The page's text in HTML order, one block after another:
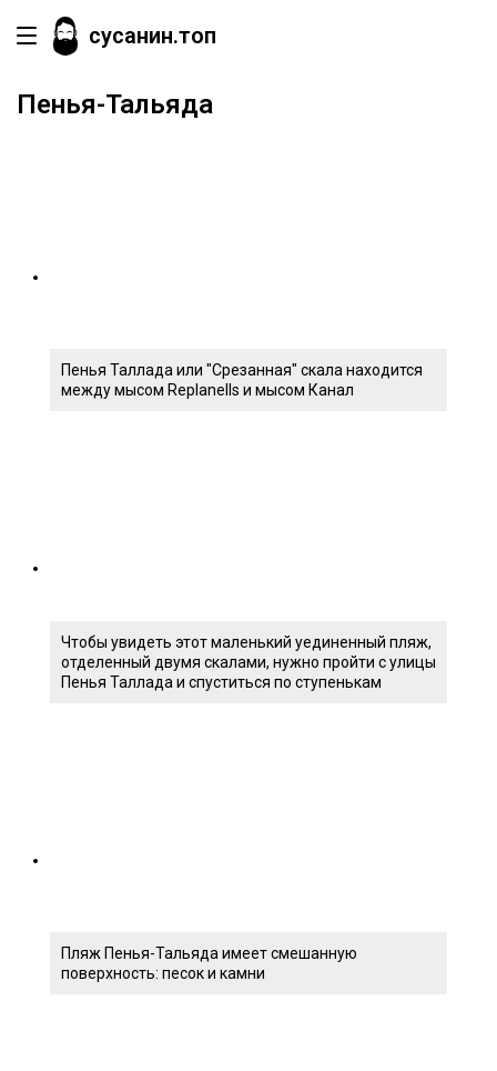
сусанин.топ
Пенья-Тальяда
Пенья Таллада или "Срезанная" скала находится
между мысом Replanells и мысом Канал
Чтобы увидеть этот маленький уединенный пляж,
отделенный двумя скалами, нужно пройти с улицы
Пенья Таллада и спуститься по ступенькам
Пляж Пенья-Тальяда имеет смешанную
поверхность: песок и камни